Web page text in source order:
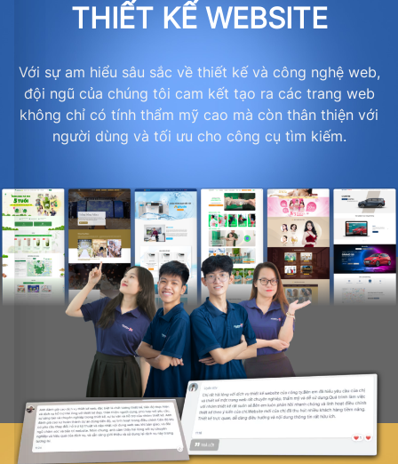
THIẾT KẾ WEBSITE
Với sự am hiểu sâu sắc về thiết kế và công nghệ web,
đội ngũ của chúng tôi cam kết tạo ra các trang web
không chỉ có tính thẩm mỹ cao mà còn thân thiện với
người dùng và tối ưu cho công cụ tìm kiếm.